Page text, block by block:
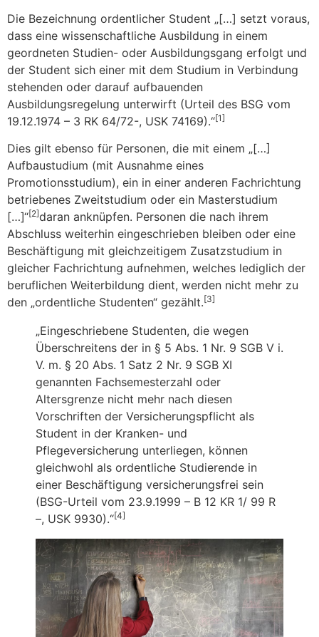
Die Bezeichnung ordentlicher Student „[…] setzt voraus,
dass eine wissenschaftliche Ausbildung in einem
geordneten Studien- oder Ausbildungsgang erfolgt und
der Student sich einer mit dem Studium in Verbindung
stehenden oder darauf aufbauenden
Ausbildungsregelung unterwirft (Urteil des BSG vom
19.12.1974 – 3 RK 64/72-, USK 74169).“[1]
Dies gilt ebenso für Personen, die mit einem „[…]
Aufbaustudium (mit Ausnahme eines
Promotionsstudium), ein in einer anderen Fachrichtung
betriebenes Zweitstudium oder ein Masterstudium
[…]“[2]daran anknüpfen. Personen die nach ihrem
Abschluss weiterhin eingeschrieben bleiben oder eine
Beschäftigung mit gleichzeitigem Zusatzstudium in
gleicher Fachrichtung aufnehmen, welches lediglich der
beruflichen Weiterbildung dient, werden nicht mehr zu
den „ordentliche Studenten“ gezählt.[3]
„Eingeschriebene Studenten, die wegen
Überschreitens der in § 5 Abs. 1 Nr. 9 SGB V i.
V. m. § 20 Abs. 1 Satz 2 Nr. 9 SGB XI
genannten Fachsemesterzahl oder
Altersgrenze nicht mehr nach diesen
Vorschriften der Versicherungspflicht als
Student in der Kranken- und
Pflegeversicherung unterliegen, können
gleichwohl als ordentliche Studierende in
einer Beschäftigung versicherungsfrei sein
(BSG-Urteil vom 23.9.1999 – B 12 KR 1/ 99 R
–, USK 9930).“[4]